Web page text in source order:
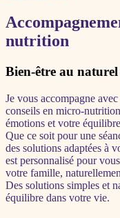
nutrition
Bien-être au
Je vous accompagne
conseils en micro-
émotions et votre
Que ce soit pour une
des solutions adaptées à
est personnalisé pour
votre famille,
Des solutions simples et
équilibre dans votre vie.